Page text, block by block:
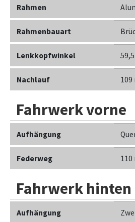
Rahmen
Rahmenbauart
Lenkkopfwinkel
Nachlauf 109
Fahrwerk vorne
Aufhängung
Federweg 110
Fahrwerk hinten
Aufhängung